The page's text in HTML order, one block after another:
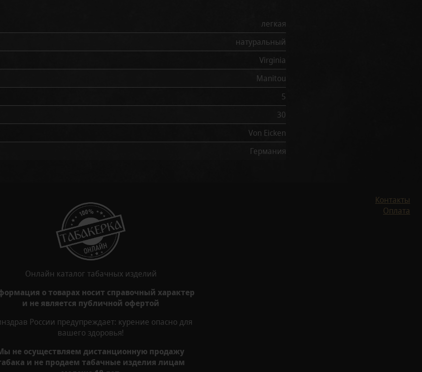
легкая
натуральный
Virginia
Manitou
5
30
Von Eicken
Германия
Онлайн каталог табачных изделий
о товарах носит справочный характер
и не является публичной офертой
России предупреждает: курение опасно для
вашего здоровья!
не осуществляем дистанционную продажу
и не продаем табачные изделия лицам
Контакты
Оплата